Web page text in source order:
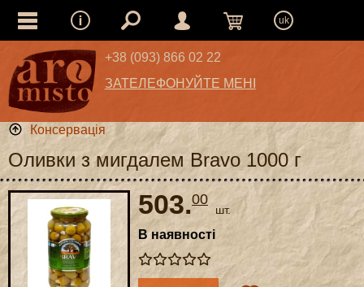
uk
+38 (093) 866 02 22
ЗАТЕЛЕФОНУЙТЕ МЕНІ
Консервація
Оливки з мигдалем Bravo 1000 г
503.00
шт.
В наявності